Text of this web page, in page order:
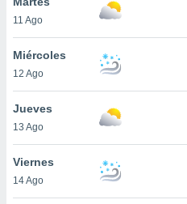
cookies
aceptar
11 Ago
Miércoles
12 Ago
Jueves
13 Ago
Viernes
14 Ago